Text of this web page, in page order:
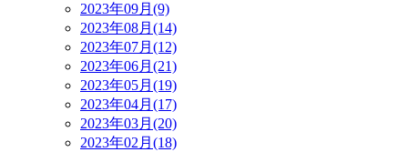
2023年09月(9)
2023年08月(14)
2023年07月(12)
2023年06月(21)
2023年05月(19)
2023年04月(17)
2023年03月(20)
2023年02月(18)